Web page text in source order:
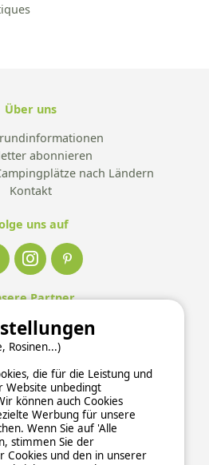
Über uns
abonnieren
nach Ländern
Kontakt
uns auf
Partner
Rosinen...)
die für die Leistung und
Website unbedingt
können auch Cookies
Werbung für unsere
Wenn Sie auf 'Alle
stimmen Sie der
Cookies und den in unserer